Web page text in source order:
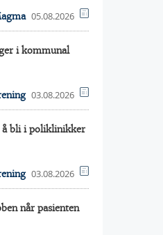
05.08.2026
i kommunal
03.08.2026
å bli i poliklinikker
03.08.2026
når pasienten